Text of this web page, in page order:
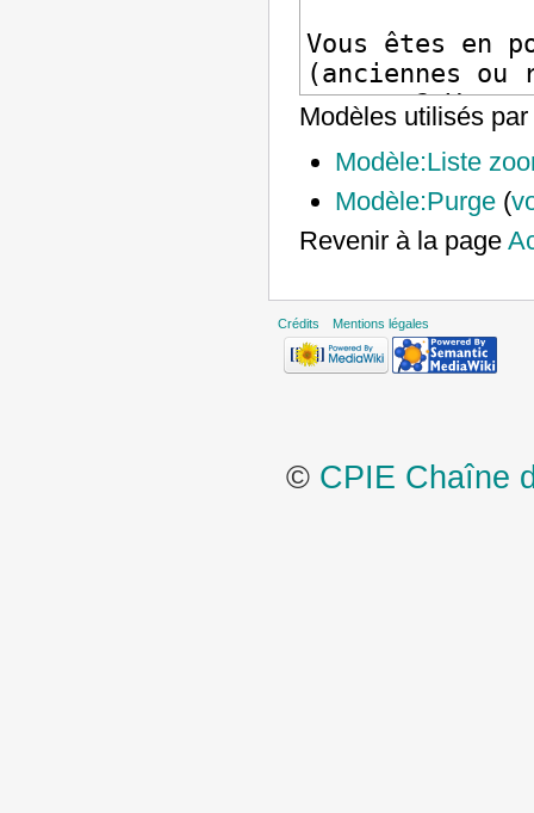
Modèles utilisés
Modèle:Liste
Modèle:Purge (
Revenir à la page
Crédits Mentions légales
© CPIE Chaîne